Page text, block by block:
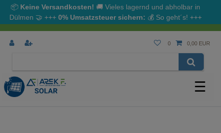
📦Keine Versandkosten! 🚚 Vieles lagernd und abholbar in
Dülmen 🤝 +++ 0% Umsatzsteuer sichern: 💰 So geht´s! +++
☰
0 0,00 EUR